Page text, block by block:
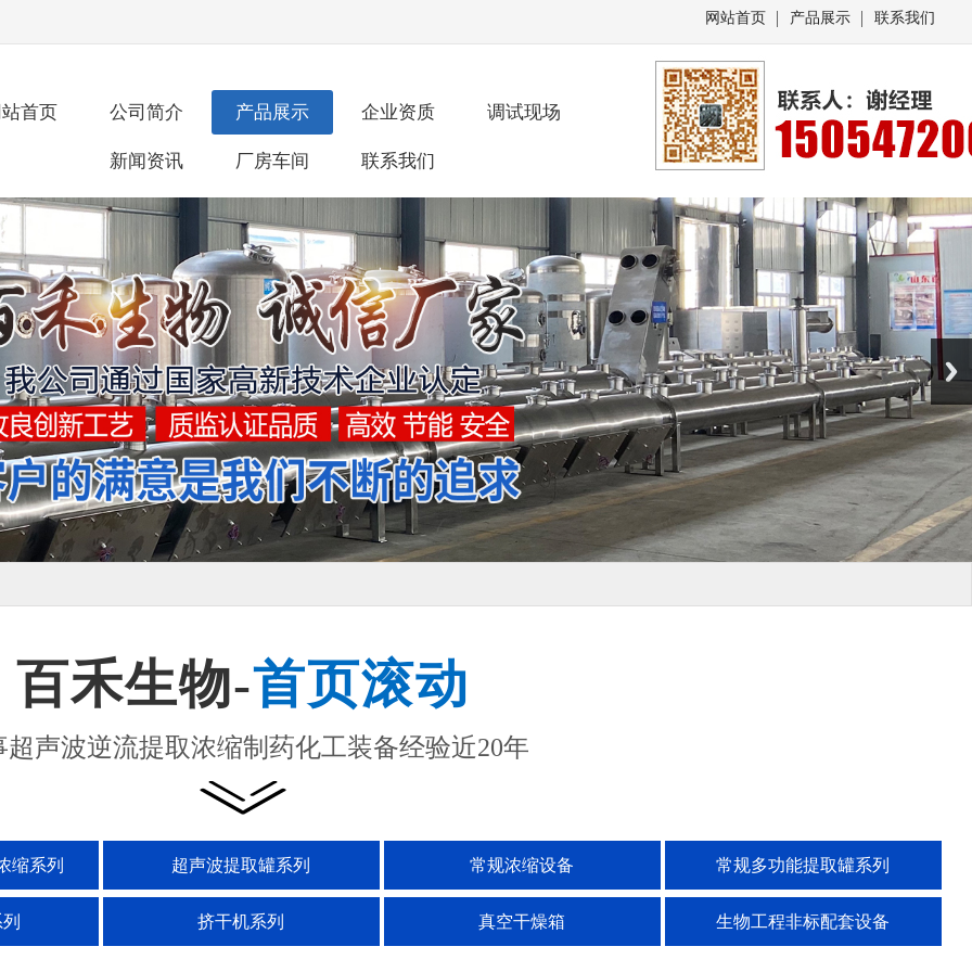
网站首页 产品展示 联系我们
首页 公司简介 产品展示 企业资质 调试现场
新闻资讯 厂房车间 联系我们
百禾生物-首页滚动
超声波逆流提取浓缩制药化工装备经验近20年
缩系列 超声波提取罐系列 常规浓缩设备 常规多功能提取罐系列
挤干机系列 真空干燥箱 生物工程非标配套设备